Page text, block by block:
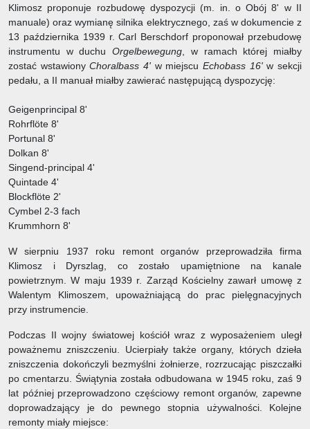
Klimosz proponuje rozbudowę dyspozycji (m. in. o Obój 8' w II
manuale) oraz wymianę silnika elektrycznego, zaś w dokumencie z
13 października 1939 r. Carl Berschdorf proponował przebudowę
instrumentu w duchuOrgelbewegung, w ramach której miałby
zostać wstawionyChoralbass 4' w miejscuEchobass 16'w sekcji
pedału, a II manuał miałby zawierać następującą dyspozycję:
Geigenprincipal 8'
Rohrflöte 8'
Portunal 8'
Dolkan 8'
Singend-principal 4'
Quintade 4'
Blockflöte 2'
Cymbel 2-3 fach
Krummhorn 8'
W sierpniu 1937 roku remont organów przeprowadziła firma
Klimosz i Dyrszlag, co zostało upamiętnione na kanale
powietrznym. W maju 1939 r. Zarząd Kościelny zawarł umowę z
Walentym Klimoszem, upoważniającą do prac pielęgnacyjnych
przy instrumencie.
Podczas II wojny światowej kościół wraz z wyposażeniem uległ
poważnemu zniszczeniu. Ucierpiały także organy, których dzieła
zniszczenia dokończyli bezmyślni żołnierze, rozrzucając piszczałki
po cmentarzu. Świątynia została odbudowana w 1945 roku, zaś 9
lat później przeprowadzono częściowy remont organów, zapewne
doprowadzający je do pewnego stopnia używalności. Kolejne
remonty miały miejsce: